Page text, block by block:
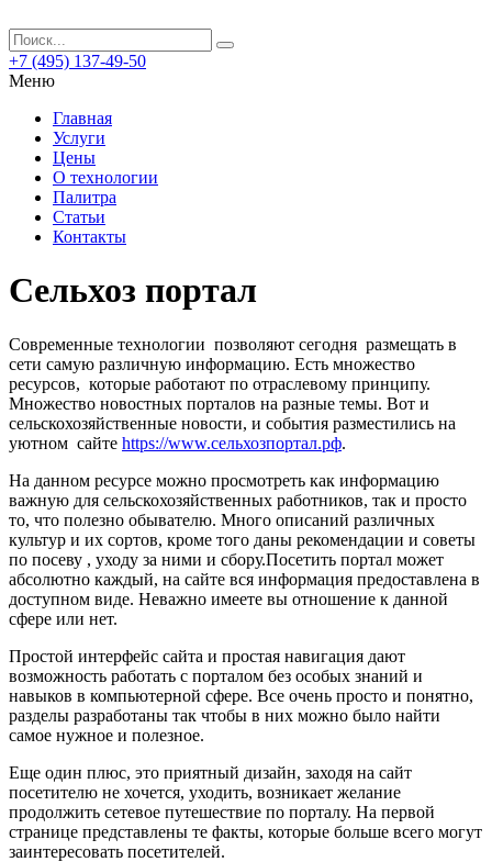
+7 (495) 137-49-50
Меню
Главная
Услуги
Цены
О технологии
Палитра
Статьи
Контакты
Сельхоз портал
Современные технологии позволяют сегодня размещать в
сети самую различную информацию. Есть множество
ресурсов, которые работают по отраслевому принципу.
Множество новостных порталов на разные темы. Вот и
сельскохозяйственные новости, и события разместились на
уютном сайте https://www.сельхозпортал.рф.
На данном ресурсе можно просмотреть как информацию
важную для сельскохозяйственных работников, так и просто
то, что полезно обывателю. Много описаний различных
культур и их сортов, кроме того даны рекомендации и советы
по посеву , уходу за ними и сбору.Посетить портал может
абсолютно каждый, на сайте вся информация предоставлена в
доступном виде. Неважно имеете вы отношение к данной
сфере или нет.
Простой интерфейс сайта и простая навигация дают
возможность работать с порталом без особых знаний и
навыков в компьютерной сфере. Все очень просто и понятно,
разделы разработаны так чтобы в них можно было найти
самое нужное и полезное.
Еще один плюс, это приятный дизайн, заходя на сайт
посетителю не хочется, уходить, возникает желание
продолжить сетевое путешествие по порталу. На первой
странице представлены те факты, которые больше всего могут
заинтересовать посетителей.